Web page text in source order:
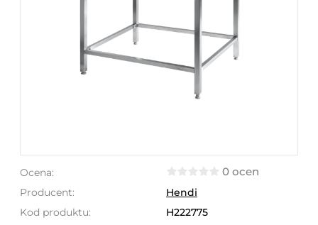
Ocena: 0 ocen
Producent:
Hendi
Kod produktu:
H222775